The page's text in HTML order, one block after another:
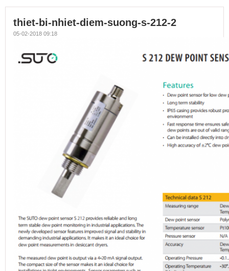
thiet-bi-nhiet-diem-suong-s-212-2
05-02-2018 09:18